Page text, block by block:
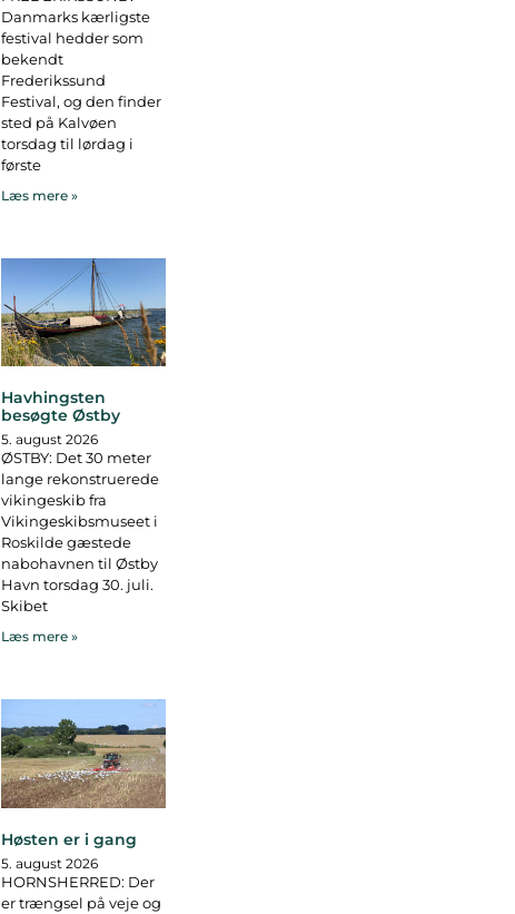
Danmarks kærligste
festival hedder som
bekendt
Frederikssund
Festival, og den finder
sted på Kalvøen
torsdag til lørdag i
første
Læs mere »
Havhingsten
besøgte Østby
5. august 2026
ØSTBY: Det 30 meter
lange rekonstruerede
vikingeskib fra
Vikingeskibsmuseet i
Roskilde gæstede
nabohavnen til Østby
Havn torsdag 30. juli.
Skibet
Læs mere »
Høsten er i gang
5. august 2026
HORNSHERRED: Der
er trængsel på veje og